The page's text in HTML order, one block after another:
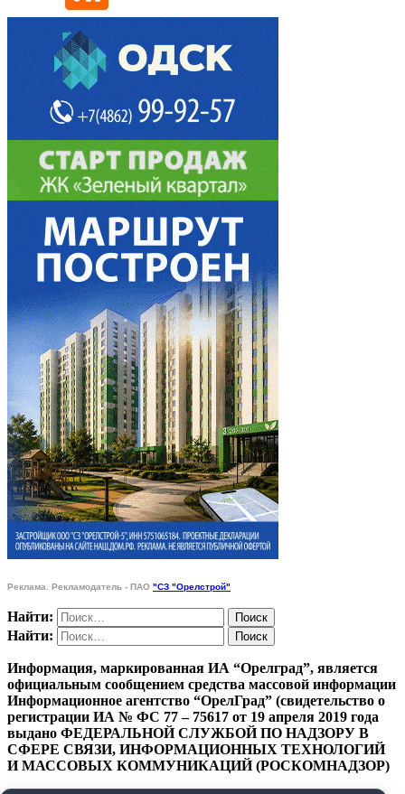
Реклама. Рекламодатель - ПАО "СЗ "Орелстрой"
Найти:
Найти:
Информация, маркированная ИА “Орелград”, является
официальным сообщением средства массовой информации
Информационное агентство “ОрелГрад” (свидетельство о
регистрации ИА № ФС 77 – 75617 от 19 апреля 2019 года
выдано ФЕДЕРАЛЬНОЙ СЛУЖБОЙ ПО НАДЗОРУ В
СФЕРЕ СВЯЗИ, ИНФОРМАЦИОННЫХ ТЕХНОЛОГИЙ
И МАССОВЫХ КОММУНИКАЦИЙ (РОСКОМНАДЗОР)